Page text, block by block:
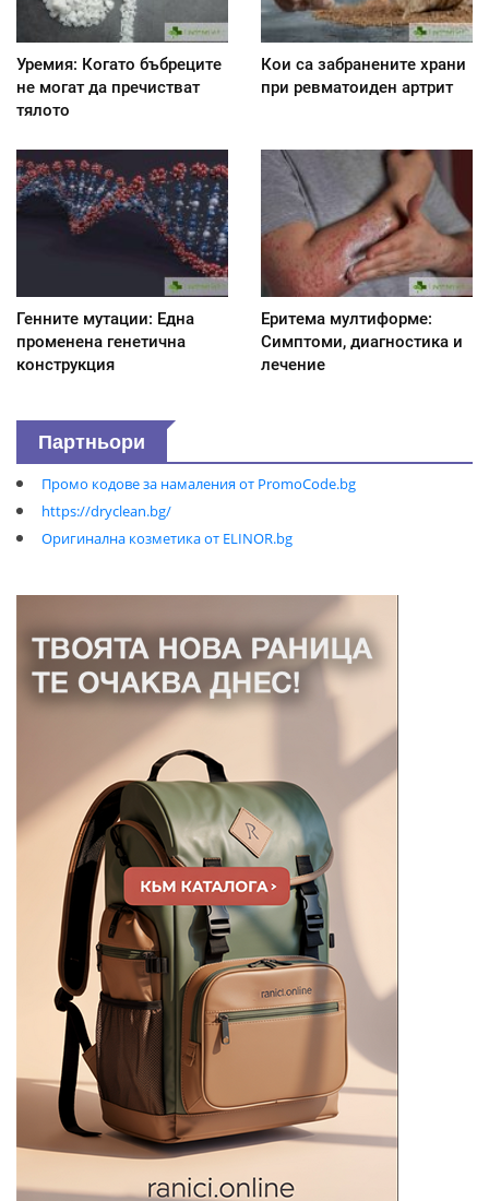
Уремия: Когато бъбреците
не могат да пречистват
тялото
Кои са забранените храни
при ревматоиден артрит
Генните мутации: Една
променена генетична
конструкция
Еритема мултиформе:
Симптоми, диагностика и
лечение
Партньори
Промо кодове за намаления от PromoCode.bg
https://dryclean.bg/
Оригинална козметика от ELINOR.bg